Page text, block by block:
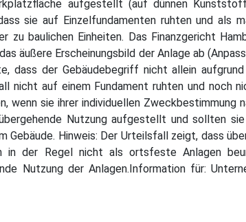
aufgestellt (auf dünnen
sie auf Einzelfundamenten ruhten und als
zu baulichen Einheiten. Das Finanzgericht
äußere Erscheinungsbild der Anlage ab
dass der Gebäudebegriff nicht allein
nicht auf einem Fundament ruhten und noch
wenn sie ihrer individuellen
Nutzung aufgestellt und sollten
Hinweis: Der Urteilsfall zeigt, dass
in der Regel nicht als ortsfeste Anlagen
Nutzung der Anlagen.Information für: